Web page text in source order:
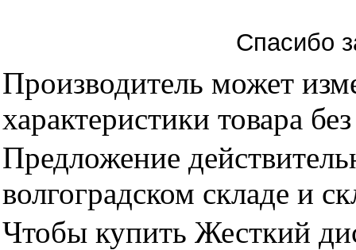
Спасибо
Производитель может
характеристики товара
Предложение
волгоградском складе и
Чтобы купить Жесткий